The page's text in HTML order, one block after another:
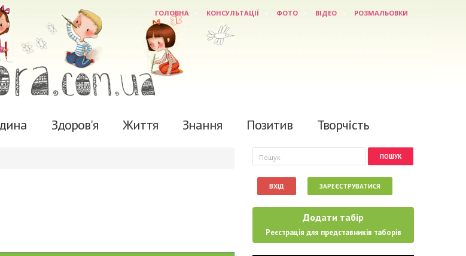
ГОЛОВНА КОНСУЛЬТАЦІЇ ФОТО ВІДЕО РОЗМАЛЬОВКИ
Здоров'я Життя Знання Позитив Творчість
Пошукова форма
Пошук
ВХІД ЗАРЕЄСТРУВАТИСЯ
Додати табір
Реєстрація для представників таборів